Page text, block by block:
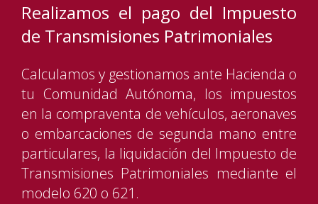
Realizamos el pago del Impuesto
de Transmisiones Patrimoniales
Calculamos y gestionamos ante Hacienda o
tu Comunidad Autónoma, los impuestos
en la compraventa de vehículos, aeronaves
o embarcaciones de segunda mano entre
particulares, la liquidación del Impuesto de
Transmisiones Patrimoniales mediante el
modelo 620 o 621.